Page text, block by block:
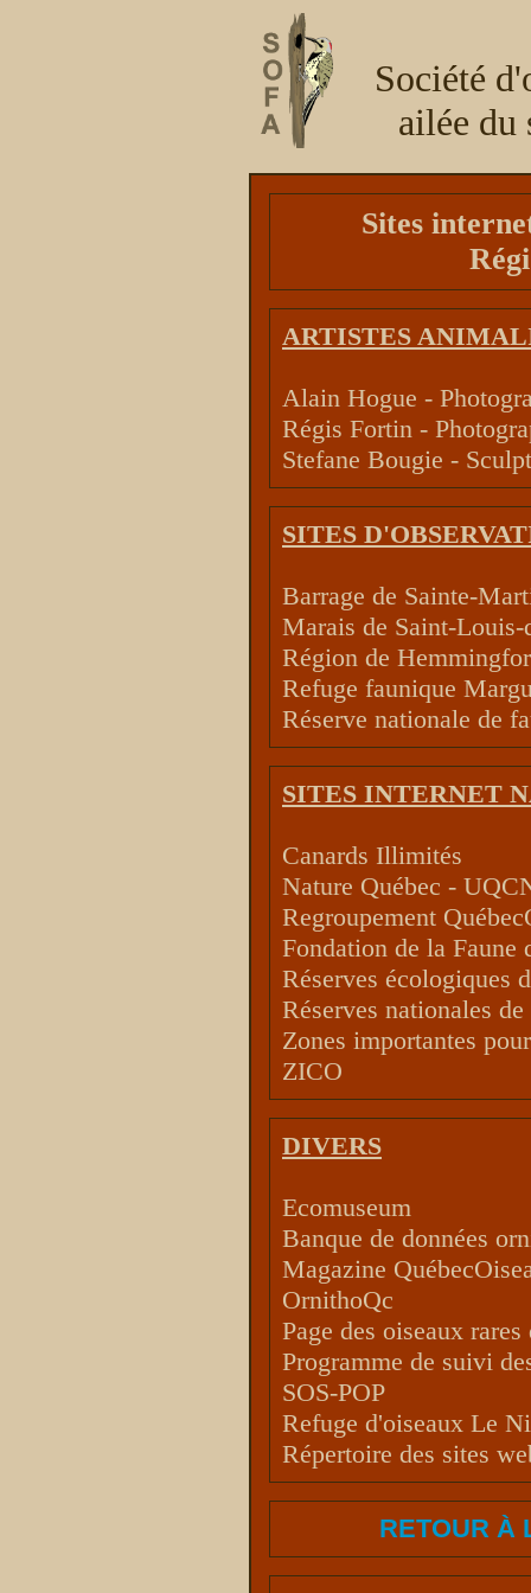
Société
ailée du
Sites
ARTISTES
Alain Hogue -
Régis Fortin -
Stefane Bougie -
SITES
Barrage de Sainte-
Marais de Saint-Louis-
Région de
Refuge faunique
Réserve nationale de
SITES INTERNET
Canards Illimités
Nature Québec -
Regroupement
Fondation de la Faune
Réserves écologiques
Réserves nationales
Zones importantes
ZICO
DIVERS
Ecomuseum
Banque de données
Magazine
OrnithoQc
Page des oiseaux
Programme de suivi
SOS-POP
Refuge d'oiseaux Le
Répertoire des sites
RETOUR À